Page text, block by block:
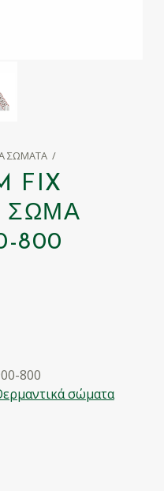
ΣΏΜΑΤΑ /
FIX
ΣΏΜΑ
800
800
σώματα